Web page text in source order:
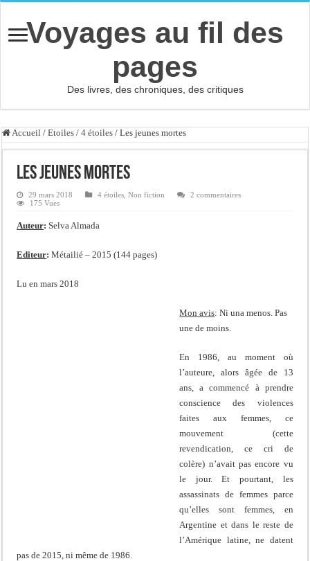
Voyages au fil des
pages
Des livres, des chroniques, des critiques
Accueil / Etoiles / 4 étoiles / Les jeunes mortes
Les jeunes mortes
29 mars 2018 4 étoiles ,Non fiction
2 commentaires
175 Vues
Auteur: Selva Almada
Editeur: Métailié – 2015 (144 pages)
Lu en mars 2018
Mon avis: Ni una menos. Pas
une de moins.
En 1986, au moment où
l’auteure, alors âgée de 13
ans, a commencé à prendre
conscience des violences
faites aux femmes, ce
mouvement (cette
revendication, ce cri de
colère) n’avait pas encore vu
le jour. Et pourtant, les
assassinats de femmes parce
qu’elles sont femmes, en
Argentine et dans le reste de
l’Amérique latine, ne datent
pas de 2015, ni même de 1986.